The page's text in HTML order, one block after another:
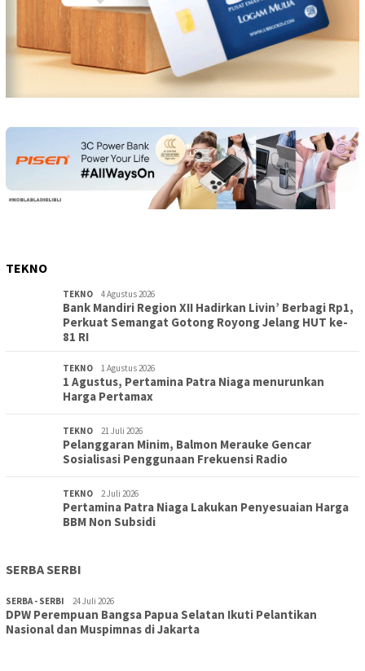
TEKNO
TEKNO 4 Agustus 2026
Bank Mandiri Region XII Hadirkan Livin’ Berbagi Rp1,
Perkuat Semangat Gotong Royong Jelang HUT ke-
81 RI
TEKNO 1 Agustus 2026
1 Agustus, Pertamina Patra Niaga menurunkan
Harga Pertamax
TEKNO 21 Juli 2026
Pelanggaran Minim, Balmon Merauke Gencar
Sosialisasi Penggunaan Frekuensi Radio
TEKNO 2 Juli 2026
Pertamina Patra Niaga Lakukan Penyesuaian Harga
BBM Non Subsidi
SERBA SERBI
SERBA - SERBI 24 Juli 2026
DPW Perempuan Bangsa Papua Selatan Ikuti Pelantikan
Nasional dan Muspimnas di Jakarta
TOPIK 30 Juli 2026
Wujudkan Sekolah Adiwiyata:SD Inpres Polder Merauke